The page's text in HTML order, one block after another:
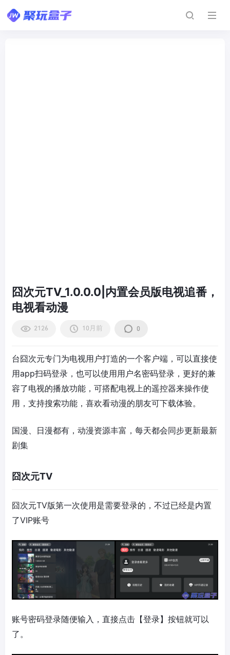
囧次元TV_1.0.0.0|内置会员版电视追番，
电视看动漫
2126 10月前 0
台囧次元专门为电视用户打造的一个客户端，可以直接使
用app扫码登录，也可以使用用户名密码登录，更好的兼
容了电视的播放功能，可搭配电视上的遥控器来操作使
用，支持搜索功能，喜欢看动漫的朋友可下载体验。
国漫、日漫都有，动漫资源丰富，每天都会同步更新最新
剧集
囧次元TV
囧次元TV版第一次使用是需要登录的，不过已经是内置
了VIP账号
账号密码登录随便输入，直接点击【登录】按钮就可以
了。